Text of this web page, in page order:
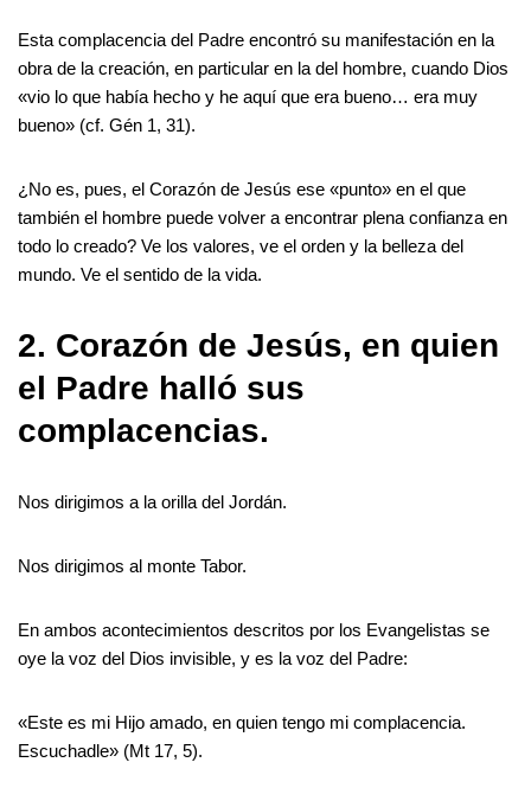
Esta complacencia del Padre encontró su manifestación en la
obra de la creación, en particular en la del hombre, cuando Dios
«vio lo que había hecho y he aquí que era bueno… era muy
bueno» (cf. Gén 1, 31).
¿No es, pues, el Corazón de Jesús ese «punto» en el que
también el hombre puede volver a encontrar plena confianza en
todo lo creado? Ve los valores, ve el orden y la belleza del
mundo. Ve el sentido de la vida.
2. Corazón de Jesús, en quien
el Padre halló sus
complacencias.
Nos dirigimos a la orilla del Jordán.
Nos dirigimos al monte Tabor.
En ambos acontecimientos descritos por los Evangelistas se
oye la voz del Dios invisible, y es la voz del Padre:
«Este es mi Hijo amado, en quien tengo mi complacencia.
Escuchadle» (Mt 17, 5).